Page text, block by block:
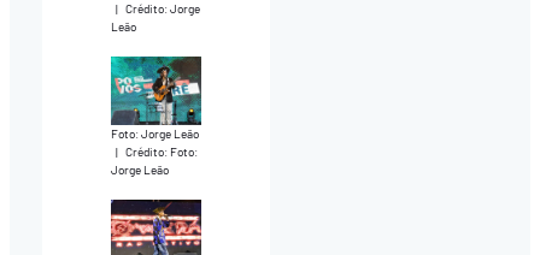
| Crédito: Jorge
Leão
Foto: Jorge Leão
| Crédito: Foto:
Jorge Leão